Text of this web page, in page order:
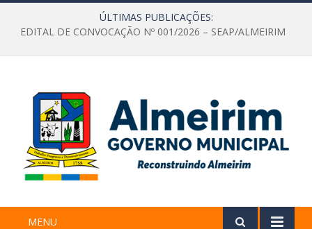
ÚLTIMAS PUBLICAÇÕES:
EDITAL DE CONVOCAÇÃO Nº 001/2026 – SEAP/ALMEIRIM
MENU